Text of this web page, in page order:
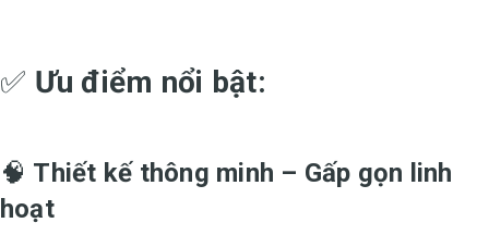
✅ Ưu điểm nổi bật:
🧠 Thiết kế thông minh – Gấp gọn linh
hoạt